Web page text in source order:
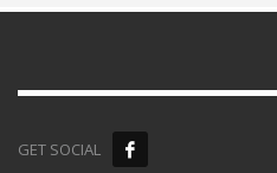
GET SOCIAL